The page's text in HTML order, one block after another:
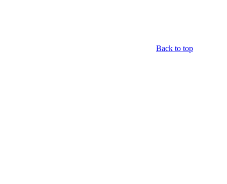
Back to top